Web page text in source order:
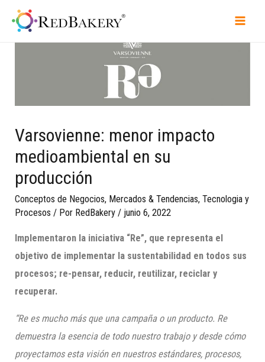
Varsovienne: menor impacto
medioambiental en su
producción
Conceptos de Negocios, Mercados & Tendencias,Tecnologia y
Procesos / Por RedBakery / junio 6, 2022
Implementaron la iniciativa “Re”, que representa el
objetivo de implementar la sustentabilidad en todos sus
procesos; re-pensar, reducir, reutilizar, reciclar y
recuperar.
“Re es mucho más que una campaña o un producto. Re
demuestra la esencia de todo nuestro trabajo y desde cómo
proyectamos esta visión en nuestros estándares, procesos,